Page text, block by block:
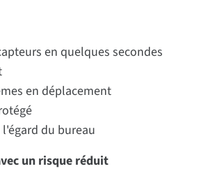
en quelques secondes
en déplacement
du bureau
un risque réduit